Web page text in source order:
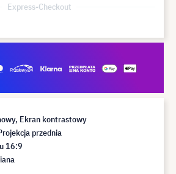
Express-Checkout
Ekran kontrastowy
przednia
16:9